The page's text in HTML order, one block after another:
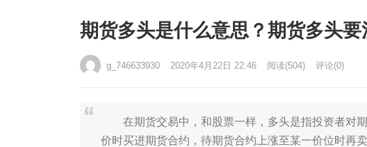
期货多头是什么意思？期货多头要
g_746633930 2020年4月22日 22:46 阅读(504) 评论(0)
在期货交易中，和股票一样，多头是指投资者对
价时买进期货合约，待期货合约上涨至某一价位时再